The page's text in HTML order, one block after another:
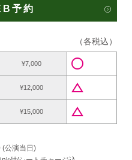
予約
（各税込）
¥7,000 radio_button_unchecked
¥12,000 change_history
¥15,000 change_history
(公演当日)